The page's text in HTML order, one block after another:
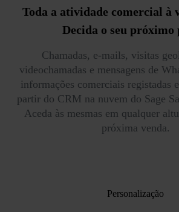
Toda a atividade comercial à
Decida o seu próximo
Chamadas, e-mails, visitas
videochamadas e mensagens de
informações comerciais registadas
partir do CRM na nuvem do Sage
Aceda às mesmas em qualquer
próxima venda.
Personalização